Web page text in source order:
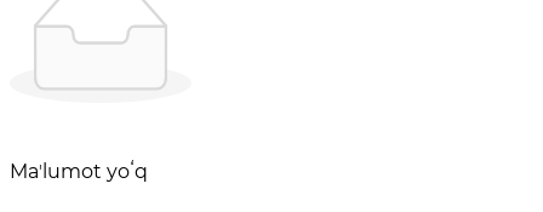
Maʼlumot yoʻq